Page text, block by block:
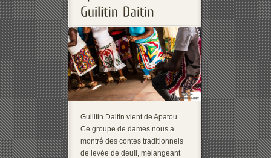
Guilitin Daitin vient de Apatou.
Ce groupe de dames nous a
montré des contes traditionnels
de levée de deuil, mélangeant